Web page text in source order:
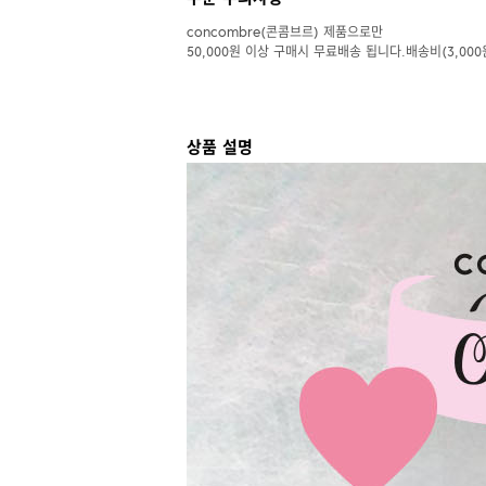
concombre(콘콤브르) 제품으로만
50,000원 이상 구매시 무료배송 됩니다.배송비(3,000
상품 설명